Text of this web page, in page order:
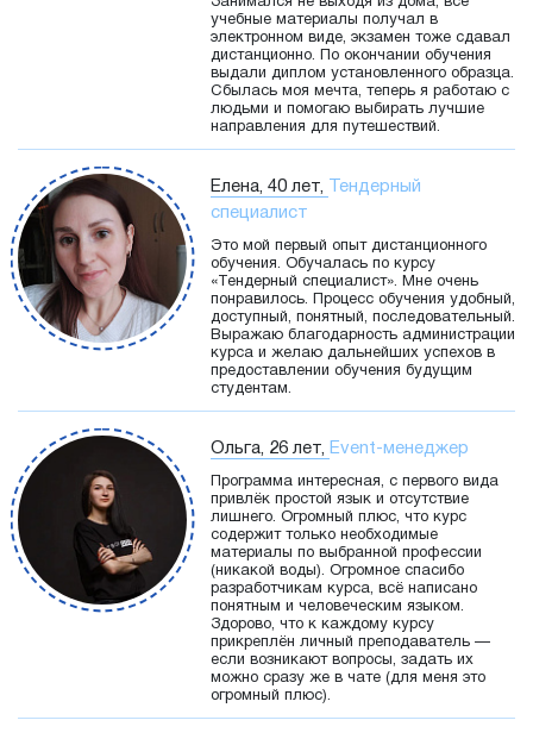
учебные материалы получал в
электронном виде, экзамен тоже сдавал
дистанционно. По окончании обучения
выдали диплом установленного образца.
Сбылась моя мечта, теперь я работаю с
людьми и помогаю выбирать лучшие
направления для путешествий.
Елена, 40 лет,
Тендерный
специалист
Это мой первый опыт дистанционного
обучения. Обучалась по курсу
«Тендерный специалист». Мне очень
понравилось. Процесс обучения удобный,
доступный, понятный, последовательный.
Выражаю благодарность администрации
курса и желаю дальнейших успехов в
предоставлении обучения будущим
студентам.
Ольга, 26 лет, Event-менеджер
Программа интересная, с первого вида
привлёк простой язык и отсутствие
лишнего. Огромный плюс, что курс
содержит только необходимые
материалы по выбранной профессии
(никакой воды). Огромное спасибо
разработчикам курса, всё написано
понятным и человеческим языком.
Здорово, что к каждому курсу
прикреплён личный преподаватель —
если возникают вопросы, задать их
можно сразу же в чате (для меня это
огромный плюс).